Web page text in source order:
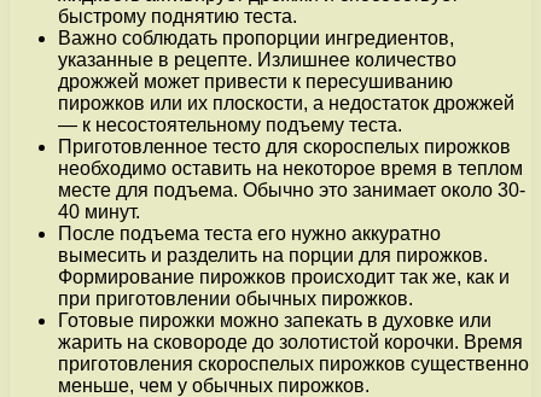
быстрому поднятию теста.
Важно соблюдать пропорции ингредиентов,
указанные в рецепте. Излишнее количество
дрожжей может привести к пересушиванию
пирожков или их плоскости, а недостаток дрожжей
— к несостоятельному подъему теста.
Приготовленное тесто для скороспелых пирожков
необходимо оставить на некоторое время в теплом
месте для подъема. Обычно это занимает около 30-
40 минут.
После подъема теста его нужно аккуратно
вымесить и разделить на порции для пирожков.
Формирование пирожков происходит так же, как и
при приготовлении обычных пирожков.
Готовые пирожки можно запекать в духовке или
жарить на сковороде до золотистой корочки. Время
приготовления скороспелых пирожков существенно
меньше, чем у обычных пирожков.